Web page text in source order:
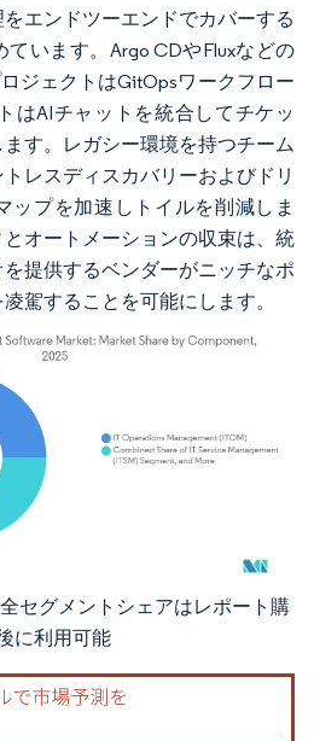
エンドツーエンドでカバーする
います。Argo CDやFluxなどの
ジェクトはGitOpsワークフロー
はAIチャットを統合してチケッ
す。レガシー環境を持つチーム
レスディスカバリーおよびドリ
ップを加速しトイルを削減しま
オートメーションの収束は、統
提供するベンダーがニッチなポ
駕することを可能にします。
用にはCC BY 4.0の表示が必要です。
セグメントシェアはレポート購
に利用可能